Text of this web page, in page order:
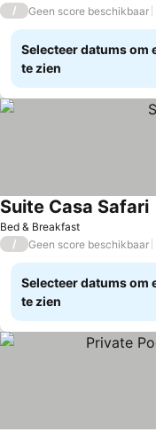
/ Geen score beschikbaar
Selecteer datums om
te zien
Bed & Breakfast
Suite Casa Safari
/ Geen score beschikbaar
Selecteer datums om
te zien